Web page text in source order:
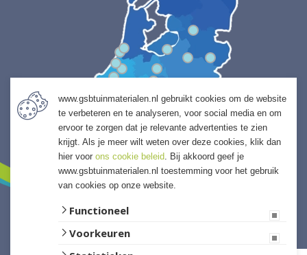
www.gsbtuinmaterialen.nl gebruikt cookies om de website
te verbeteren en te analyseren, voor social media en om
ervoor te zorgen dat je relevante advertenties te zien
krijgt. Als je meer wilt weten over deze cookies, klik dan
hier voor ons cookie beleid. Bij akkoord geef je
www.gsbtuinmaterialen.nl toestemming voor het gebruik
van cookies op onze website.
Functioneel
Voorkeuren